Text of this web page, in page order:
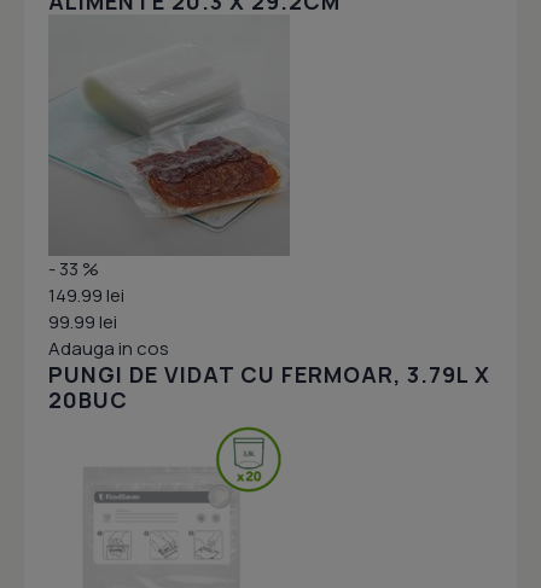
- 33 %
149.99 lei
99.99 lei
Adauga in cos
PUNGI DE VIDAT CU FERMOAR, 3.79L X
20BUC